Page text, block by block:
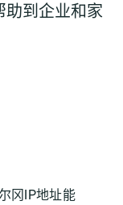
助到企业和家
冈IP地址能